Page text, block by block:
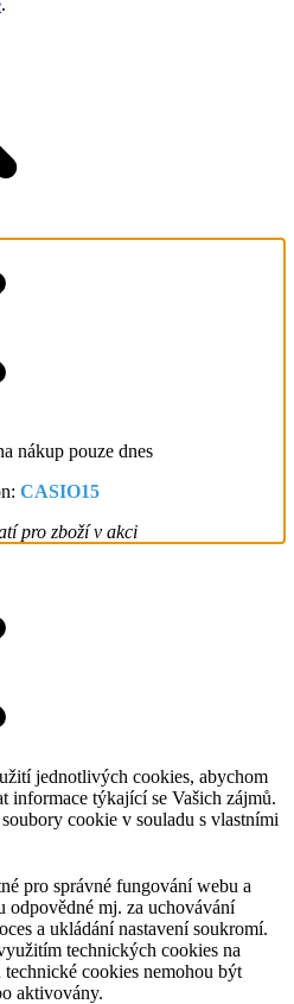
nákup pouze dnes
CASIO15
pro zboží v akci
jednotlivých cookies, abychom
informace týkající se Vašich zájmů.
cookie v souladu s vlastními
pro správné fungování webu a
odpovědné mj. za uchovávání
a ukládání nastavení soukromí.
technických cookies na
cookies nemohou být
aktivovány.